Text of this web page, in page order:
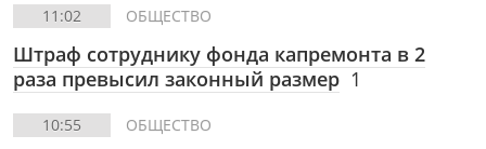
11:02 ОБЩЕСТВО
Штраф сотруднику фонда капремонта в 2
раза превысил законный размер 1
10:55 ОБЩЕСТВО